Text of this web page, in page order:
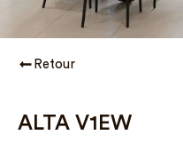
Retour
ALTA V1EW